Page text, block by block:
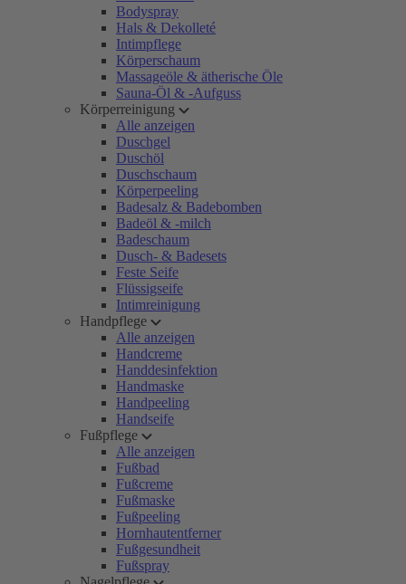
Bodyspray
Hals & Dekolleté
Intimpflege
Körperschaum
Massageöle & ätherische Öle
Sauna-Öl & -Aufguss
Körperreinigung
Alle anzeigen
Duschgel
Duschöl
Duschschaum
Körperpeeling
Badesalz & Badebomben
Badeöl & -milch
Badeschaum
Dusch- & Badesets
Feste Seife
Flüssigseife
Intimreinigung
Handpflege
Alle anzeigen
Handcreme
Handdesinfektion
Handmaske
Handpeeling
Handseife
Fußpflege
Alle anzeigen
Fußbad
Fußcreme
Fußmaske
Fußpeeling
Hornhautentferner
Fußgesundheit
Fußspray